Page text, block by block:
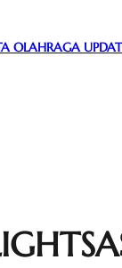
OLAHRAGA